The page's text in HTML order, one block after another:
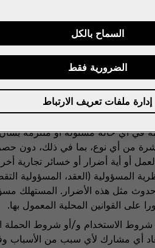
الترويجية، يكون المستهلكين
وكذلك على استخدام الشركة
العالم.. ولن تقوم الشركة
المشاركة في الحملة الترويجية
في أي حالة مسئولة أو ملتزمة
من أي نوع، بما في ذلك، دون
العمل أو أية أضرار أو خسائر تجارية
المسؤولية (العقد، المسؤولية
مثل هذه الأضرار. المستهلك
على القوانين المحلية المعمول بها.
شروط الاستخدام و/أو شروط الحملة
أي مشارك لأي سبب من الأسباب
السماح بالكل
الضرورية فقط
إدارة ملفات تعريف الارتباط